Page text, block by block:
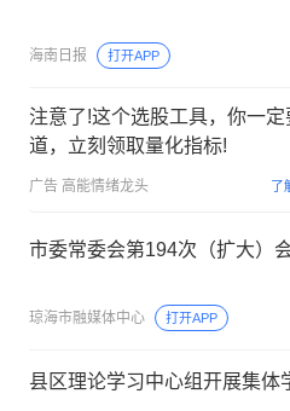
海南日报 打开APP
注意了!这个选股工具，你一定
道，立刻领取量化指标!
广告 高能情绪龙头 了
市委常委会第194次（扩大）
琼海市融媒体中心 打开APP
县区理论学习中心组开展集体